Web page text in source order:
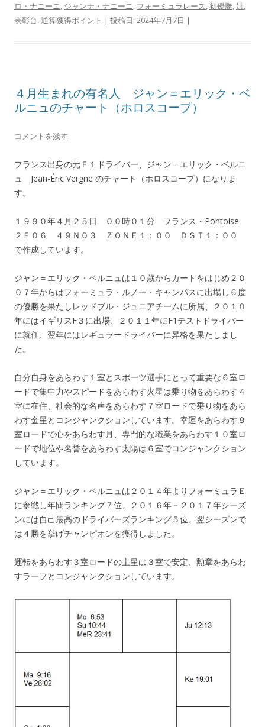
ロ・ナニーニ, ジャンナ・ナニーニ, フォーミュラレース,初優勝,姉,
表彰台,通算獲得ポイント | 投稿日: 2024年7月7日 |
４月生まれの有名人 ジャン＝エリック・ベ
ルニュのチャート（ホロスコープ）
コメントを残す
フランス出身の元Ｆ１ドライバー、ジャン＝エリック・ベルニ
ュ Jean-Éric Vergne のチャート（ホロスコープ）になりま
す。
１９９０年４月２５日 ００時０１分 フランス・Pontoise
２Ｅ０６ ４９Ｎ０３ ＺＯＮＥ１：００ ＤＳＴ１：００
で作成しています。
ジャン＝エリック・ベルニュは１０歳からカートをはじめ２０
０７年からはフォーミュラ・ルノー・キャンパスに出場し６度
の優勝を果たしレッドブル・ジュニアチームに所属、２０１０
年にはイギリスF３に出場、２０１１年にF1テストドライバー
に就任、翌年にはレギュラードライバーに昇格を果たしまし
た。
自分自身をあらわす１室とスポーツ選手にとって重要な６室ロ
ードで集中力やスピードをあらわす火星は乗り物をあらわす４
室に在住、社会的な名声をあらわす７室ロードで乗り物をあら
わす金星とコンジャンクションしています。幸運をあらわす９
室ロードで心をあらわす月、専門的な職業をあらわす１０室ロ
ードで地位や名誉をあらわす太陽は６室でコンジャンクション
しています。
ジャン＝エリック・ベルニュは２０１４年よりフォーミュラＥ
に参戦し年間ランキング７位、２０１６年－２０１７年シーズ
ンには自己最高のドライバーズランキング５位、翌シーズンで
は４勝を挙げチャンピオンを獲得しました。
運転をあらわす３室ロードの土星は３室で安定、勲章をあらわ
すラーフとコンジャンクションしています。